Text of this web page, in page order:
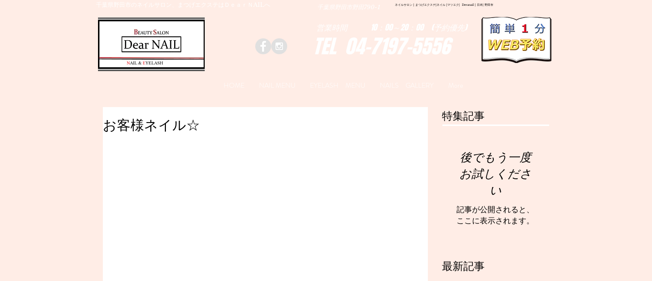
千葉県野田市のネイルサロン、まつげエクステはＤｅａｒＮAILへ ネイルサロン | まつげエクステ|ネイル |マツエク| Deranail | 日本| 野田市
千葉県野田市野田790-1
​NAIL & EYELASH
TEL 04-7197-5556
営業時間 10：00～20：00 (予約優先)
お客様ネイル☆
特集記事
後でもう一度
お試しくださ
い
記事が公開されると、
ここに表示されます。
最新記事